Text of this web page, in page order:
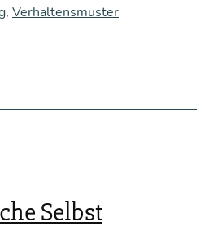
des
, Verhaltensmuster
Selbst